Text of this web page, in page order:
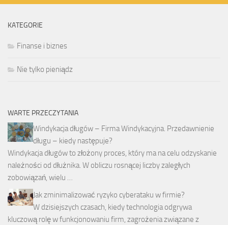
KATEGORIE
Finanse i biznes
Nie tylko pieniądz
WARTE PRZECZYTANIA
Windykacja długów – Firma Windykacyjna. Przedawnienie
długu – kiedy następuje?
Windykacja długów to złożony proces, który ma na celu odzyskanie
należności od dłużnika. W obliczu rosnącej liczby zaległych
zobowiązań, wielu …
Jak zminimalizować ryzyko cyberataku w firmie?
W dzisiejszych czasach, kiedy technologia odgrywa
kluczową rolę w funkcjonowaniu firm, zagrożenia związane z